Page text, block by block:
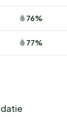
76%
77%